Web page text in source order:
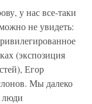
у нас все-таки
не увидеть:
(экспозиция
Егор
Мы далеко
люди